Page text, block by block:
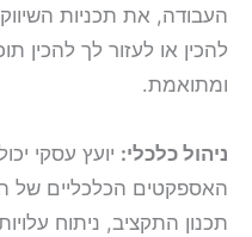
העבודה, את תכניות השיווק
להכין או לעזור לך להכין
ומתואמת.
ניהול כלכלי: יועץ עסקי
האספקטים הכלכליים של
תכנון התקציב, ניתוח